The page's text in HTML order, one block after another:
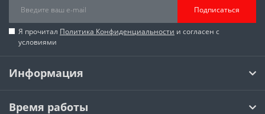
Подписаться
Я прочитал Политика Конфиденциальности и согласен с
условиями
Информация
Время работы